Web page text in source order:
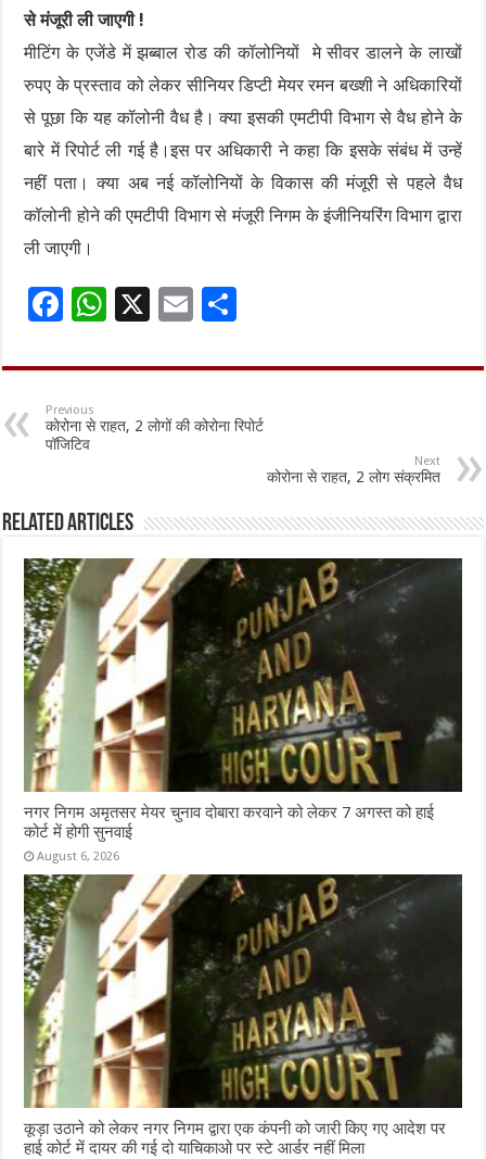
से मंजूरी ली जाएगी !
मीटिंग के एजेंडे में झब्बाल रोड की कॉलोनियों मे सीवर डालने के लाखों
रुपए के प्रस्ताव को लेकर सीनियर डिप्टी मेयर रमन बख्शी ने अधिकारियों
से पूछा कि यह कॉलोनी वैध है। क्या इसकी एमटीपी विभाग से वैध होने के
बारे में रिपोर्ट ली गई है।इस पर अधिकारी ने कहा कि इसके संबंध में उन्हें
नहीं पता। क्या अब नई कॉलोनियों के विकास की मंजूरी से पहले वैध
कॉलोनी होने की एमटीपी विभाग से मंजूरी निगम के इंजीनियरिंग विभाग द्वारा
ली जाएगी।
F
e
b
o
k
W
at
p
X
E
ai
l
ar
e
Previous
कोरोना से राहत, 2 लोगों की कोरोना रिपोर्ट
पॉजिटिव
Next
कोरोना से राहत, 2 लोग संक्रमित
Related Articles
नगर निगम अमृतसर मेयर चुनाव दोबारा करवाने को लेकर 7 अगस्त को हाई
कोर्ट में होगी सुनवाई
August 6, 2026
कूड़ा उठाने को लेकर नगर निगम द्वारा एक कंपनी को जारी किए गए आदेश पर
हाई कोर्ट में दायर की गई दो याचिकाओ पर स्टे आर्डर नहीं मिला